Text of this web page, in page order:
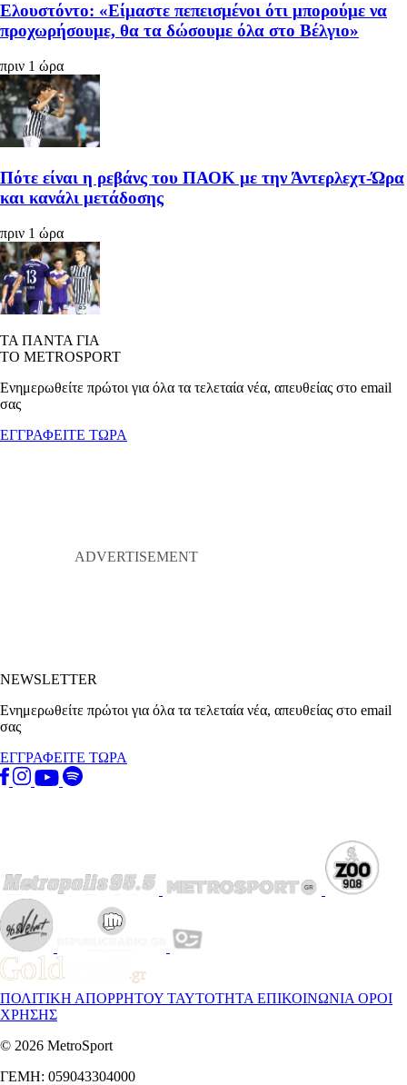
Ελουστόντο: «Είμαστε πεπεισμένοι ότι μπορούμε να
προχωρήσουμε, θα τα δώσουμε όλα στο Βέλγιο»
πριν 1 ώρα
Πότε είναι η ρεβάνς του ΠΑΟΚ με την Άντερλεχτ-Ώρα
και κανάλι μετάδοσης
πριν 1 ώρα
ΤΑ ΠΑΝΤΑ ΓΙΑ
ΤΟ METROSPORT
Ενημερωθείτε πρώτοι για όλα τα τελεταία νέα, απευθείας στο email
σας
ΕΓΓΡΑΦΕΙΤΕ ΤΩΡΑ
NEWSLETTER
Ενημερωθείτε πρώτοι για όλα τα τελεταία νέα, απευθείας στο email
σας
ΕΓΓΡΑΦΕΙΤΕ ΤΩΡΑ
ΠΟΛΙΤΙΚΗ ΑΠΟΡΡΗΤΟΥ ΤΑΥΤΟΤΗΤΑ ΕΠΙΚΟΙΝΩΝΙΑ ΟΡΟΙ
ΧΡΗΣΗΣ
© 2026 MetroSport
ΓΕΜΗ: 059043304000